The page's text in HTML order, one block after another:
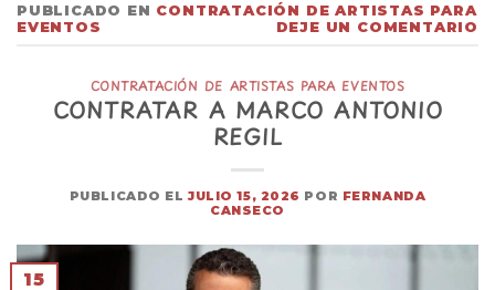
PUBLICADO EN CONTRATACIÓN DE ARTISTAS PARA
EVENTOS
DEJE UN COMENTARIO
CONTRATACIÓN DE ARTISTAS PARA EVENTOS
CONTRATAR A MARCO ANTONIO
REGIL
PUBLICADO ELJULIO 15, 2026 POR FERNANDA
CANSECO
15